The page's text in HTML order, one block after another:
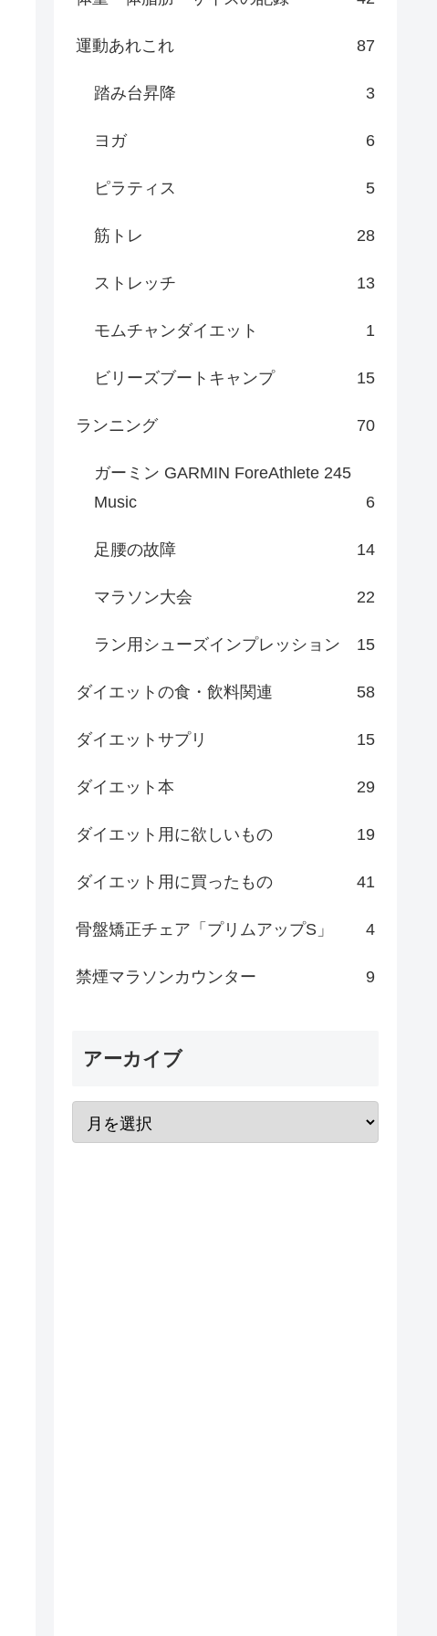
運動あれこれ 87
踏み台昇降 3
ヨガ 6
ピラティス 5
筋トレ 28
ストレッチ 13
モムチャンダイエット 1
ビリーズブートキャンプ 15
ランニング 70
ガーミン GARMIN ForeAthlete 245
Music
6
足腰の故障 14
マラソン大会 22
ラン用シューズインプレッション 15
ダイエットの食・飲料関連 58
ダイエットサプリ 15
ダイエット本 29
ダイエット用に欲しいもの 19
ダイエット用に買ったもの 41
骨盤矯正チェア「プリムアップS」 4
禁煙マラソンカウンター 9
アーカイブ